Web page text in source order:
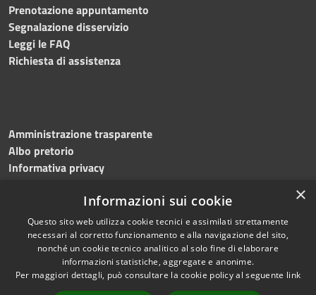
Prenotazione appuntamento
Segnalazione disservizio
Leggi le FAQ
Richiesta di assistenza
Amministrazione trasparente
Albo pretorio
Informativa privacy
Dichiarazione di accessibilità Meccanismo di feedback
RSS
Accessibilità
Copyright © 2026 • Comune di
Bitonto • Powered by
×
Informazioni sui cookie
Questo sito web utilizza cookie tecnici e assimilati strettamente
necessari al corretto funzionamento e alla navigazione del sito,
nonché un cookie tecnico analitico al solo fine di elaborare
informazioni statistiche, aggregate e anonime.
Per maggiori dettagli, può consultare la cookie policy al seguente link